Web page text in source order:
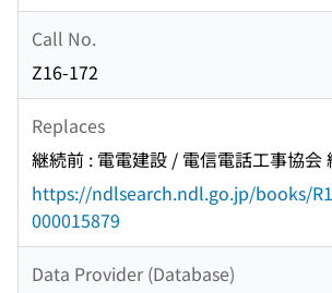
Call No.
Z16-172
Replaces
継続前 : 電電建設 / 電信電話工事協会
https://ndlsearch.ndl.go.jp/books/
000015879
Data Provider (Database)